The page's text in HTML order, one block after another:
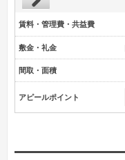
賃料・管理費・共益費
敷金・礼金
間取・面積
アピールポイント